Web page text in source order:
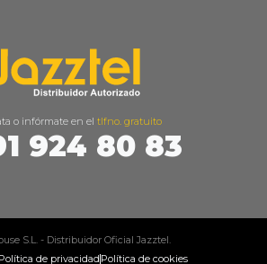
o infórmate en el tlfno. gratuito
924 80 83
S.L. - Distribuidor Oficial Jazztel.
Política de privacidad Política de cookies